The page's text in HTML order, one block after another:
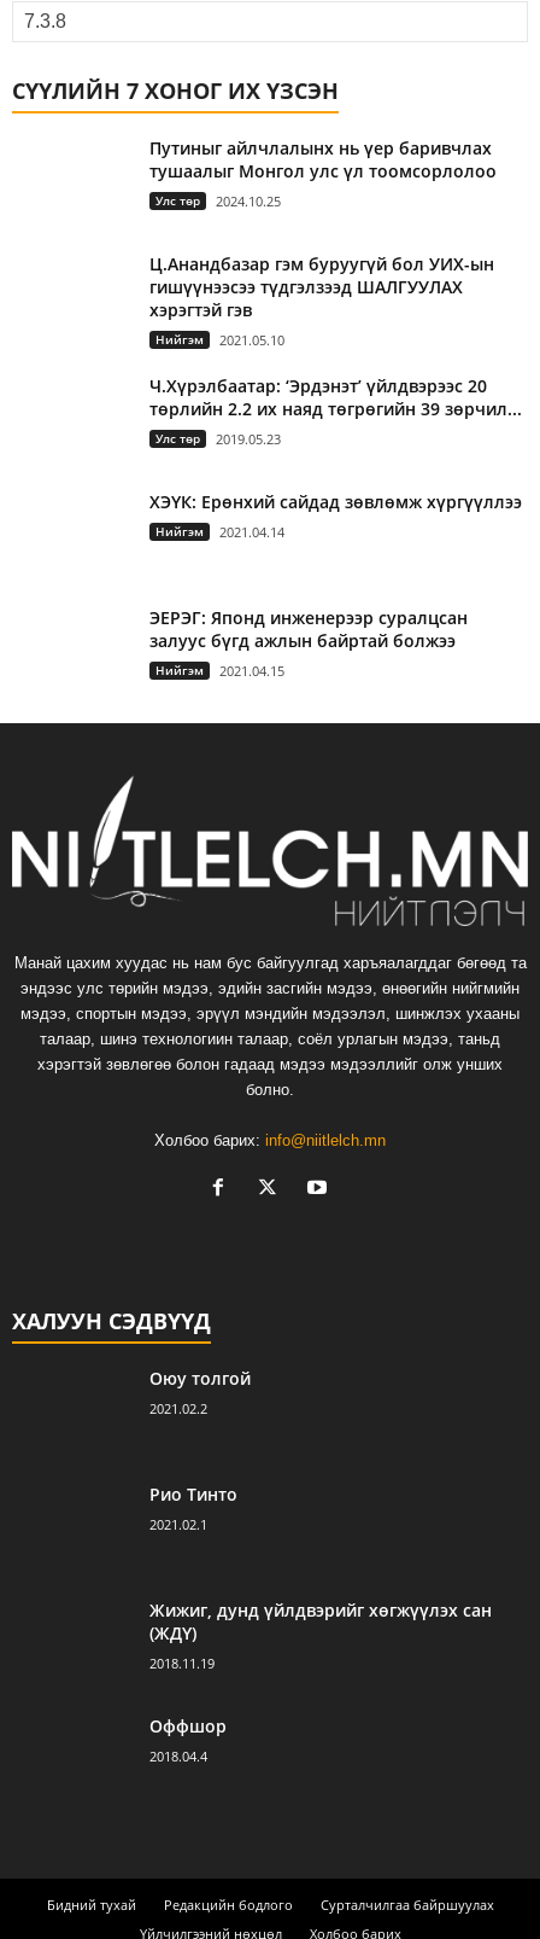
СҮҮЛИЙН 7 ХОНОГ ИХ ҮЗСЭН
Путиныг айлчлалынх нь үер баривчлах
тушаалыг Монгол улс үл тоомсорлолоо
Улс төр 2024.10.25
Ц.Анандбазар гэм буруугүй бол УИХ-ын
гишүүнээсээ түдгэлзээд ШАЛГУУЛАХ
хэрэгтэй гэв
Нийгэм 2021.05.10
Ч.Хүрэлбаатар: ‘Эрдэнэт’ үйлдвэрээс 20
төрлийн 2.2 их наяд төгрөгийн 39 зөрчил...
Улс төр 2019.05.23
ХЭҮК: Ерөнхий сайдад зөвлөмж хүргүүллээ
Нийгэм 2021.04.14
ЭЕРЭГ: Японд инженерээр суралцсан
залуус бүгд ажлын байртай болжээ
Нийгэм 2021.04.15
Манай цахим хуудас нь нам бус байгуулгад харъяалагддаг бөгөөд та
эндээс улс төрийн мэдээ, эдийн засгийн мэдээ, өнөөгийн нийгмийн
мэдээ, спортын мэдээ, эрүүл мэндийн мэдээлэл, шинжлэх ухааны
талаар, шинэ технологиин талаар, соёл урлагын мэдээ, таньд
хэрэгтэй зөвлөгөө болон гадаад мэдээ мэдээллийг олж унших
болно.
Холбоо барих: info@niitlelch.mn
ХАЛУУН СЭДВҮҮД
Оюу толгой
2021.02.2
Рио Тинто
2021.02.1
Жижиг, дунд үйлдвэрийг хөгжүүлэх сан
(ЖДҮ)
2018.11.19
Оффшор
2018.04.4
Бидний тухай Редакцийн бодлого
Сурталчилгаа байршуулах
Үйлчилгээний нөхцөл
Холбоо барих